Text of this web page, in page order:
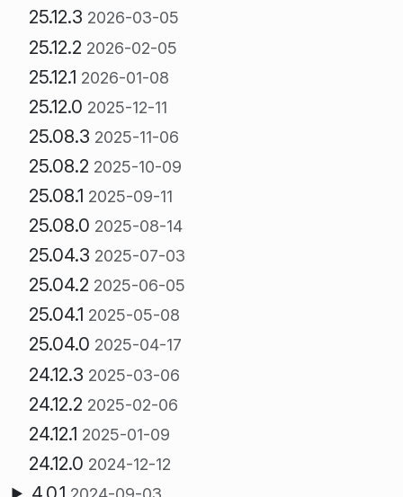
25.12.3 2026-03-05
25.12.2 2026-02-05
25.12.1 2026-01-08
25.12.0 2025-12-11
25.08.3 2025-11-06
25.08.2 2025-10-09
25.08.1 2025-09-11
25.08.0 2025-08-14
25.04.3 2025-07-03
25.04.2 2025-06-05
25.04.1 2025-05-08
25.04.0 2025-04-17
24.12.3 2025-03-06
24.12.2 2025-02-06
24.12.1 2025-01-09
24.12.0 2024-12-12